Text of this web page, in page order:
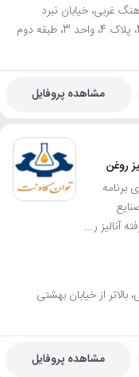
- آهنگ غربی، خیابان نبرد
جنوبی، خیابان زمزم، خیابان شمشاد، کوچه زنبق 4، پلاک 4، واحد 3، طبقه دوم
مشاهده پروفایل
روغن
برای اجرای برنامه
آنالیز ر...
بالاتر از خیابان بهشتی
مشاهده پروفایل